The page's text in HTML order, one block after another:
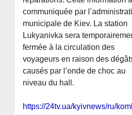
communiquée par
municipale de Kiev. La station
Lukyanivka sera
fermée à la circulation des
voyageurs en raison des
causés par l’onde de choc au
niveau du hall.
https://24tv.ua/kyivnews/ru/